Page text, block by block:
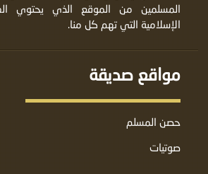
المسلمين من الموقع الذي يحتوي
الإسلامية التي تهم كل منا.
مواقع صديقة
حصن المسلم
صوتيات